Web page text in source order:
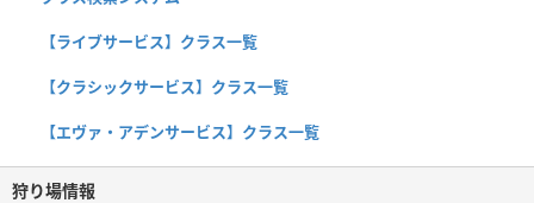
【ライブサービス】クラス一覧
【クラシックサービス】クラス一覧
【エヴァ・アデンサービス】クラス一覧
狩り場情報